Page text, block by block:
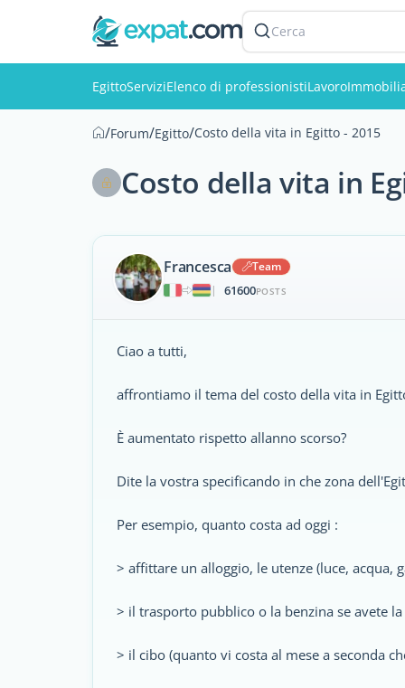
Cerca
EgittoServiziElenco di professionistiLavoro
/Forum/Egitto/Costo della vita in Egitto - 2015
Costo della vita in
Francesca
Team
|
61600POSTS
Ciao a tutti,
affrontiamo il tema del costo della vita in
È aumentato rispetto allanno scorso?
Dite la vostra specificando in che zona
Per esempio, quanto costa ad oggi :
> affittare un alloggio, le utenze (luce, acqua,
> il trasporto pubblico o la benzina se avete
> il cibo (quanto vi costa al mese a seconda